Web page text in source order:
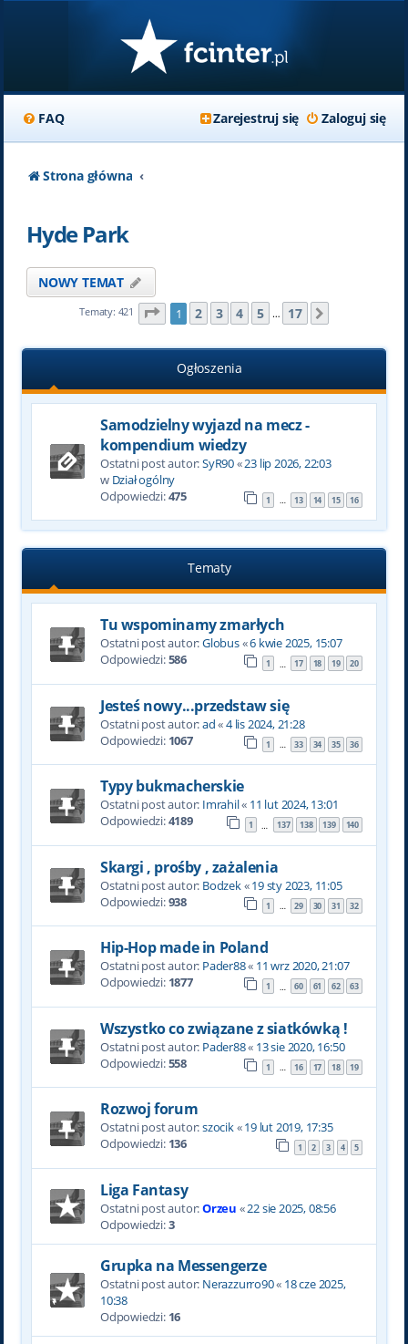
FAQ Zaloguj się
Zarejestruj się
Strona główna
Hyde Park
NOWY TEMAT
Tematy: 421 Strona z 17
1 2 3 4 5 … 17
Ogłoszenia
Samodzielny wyjazd na mecz -
kompendium wiedzy
Ostatni post autor:SyR90«23 lip 2026, 22:03
w Dział ogólny
Odpowiedzi:475 1 … 13 14 15 16
Tematy
Tu wspominamy zmarłych
Ostatni post autor:Globus«6 kwie 2025, 15:07
Odpowiedzi:586 1 … 17 18 19 20
Jesteś nowy...przedstaw się
Ostatni post autor:ad«4 lis 2024, 21:28
Odpowiedzi: 1067 1 … 33 34 35 36
Typy bukmacherskie
Ostatni post autor: Imrahil« 11 lut 2024, 13:01
Odpowiedzi:4189 1 … 137 138 139 140
Skargi , prośby , zażalenia
Ostatni post autor: Bodzek«19 sty 2023, 11:05
Odpowiedzi:938 1 … 29 30 31 32
Hip-Hop made in Poland
Ostatni post autor: Pader88« 11 wrz 2020, 21:07
Odpowiedzi: 1877 1 … 60 61 62 63
Wszystko co związane z siatkówką !
Ostatni post autor: Pader88« 13 sie 2020, 16:50
Odpowiedzi:558 1 … 16 17 18 19
Rozwoj forum
Ostatni post autor:szocik«19 lut 2019, 17:35
Odpowiedzi: 136 1 2 3 4 5
Liga Fantasy
Ostatni post autor:Orzeu «22 sie 2025, 08:56
Odpowiedzi:3
Grupka na Messengerze
Ostatni post autor: Nerazzurro90« 18 cze 2025,
10:38
Odpowiedzi: 16